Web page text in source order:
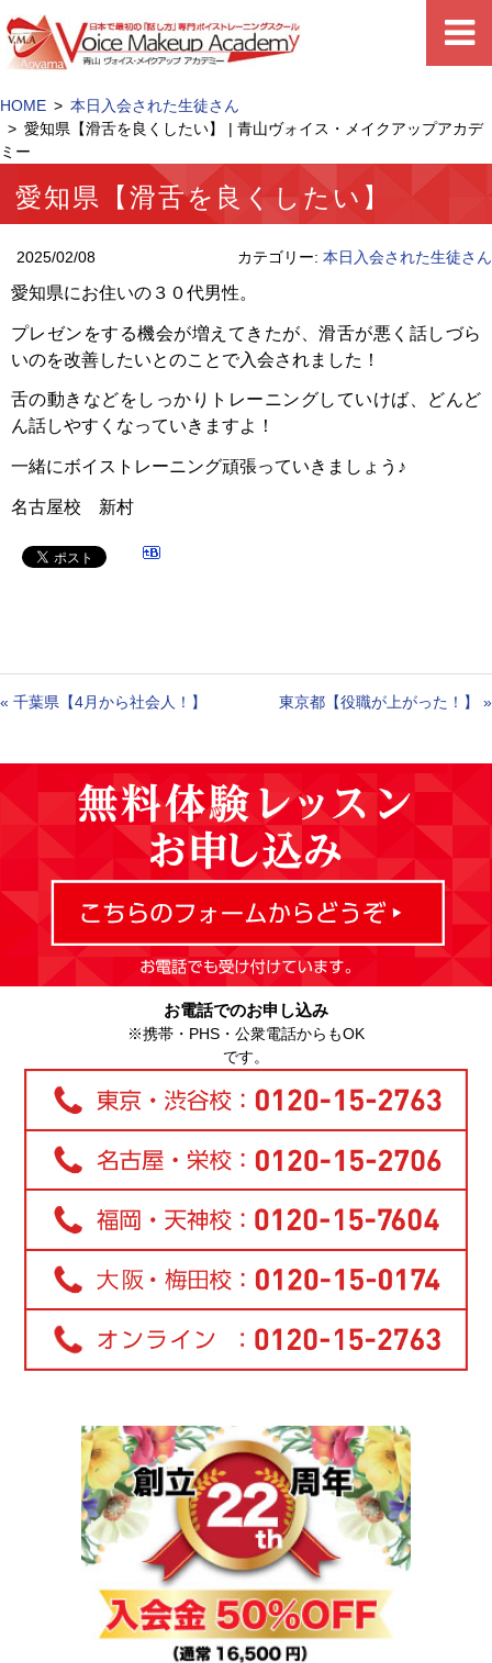
HOME
本日入会された生徒さん
愛知県【滑舌を良くしたい】 | 青山ヴォイス・メイクアップアカデ
ミー
愛知県【滑舌を良くしたい】
2025/02/08 カテゴリー: 本日入会された生徒さん
愛知県にお住いの３０代男性。
プレゼンをする機会が増えてきたが、滑舌が悪く話しづら
いのを改善したいとのことで入会されました！
舌の動きなどをしっかりトレーニングしていけば、どんど
ん話しやすくなっていきますよ！
一緒にボイストレーニング頑張っていきましょう♪
名古屋校 新村
« 千葉県【4月から社会人！】 東京都【役職が上がった！】 »
お電話でのお申し込み
※携帯・PHS・公衆電話からもOK
です。